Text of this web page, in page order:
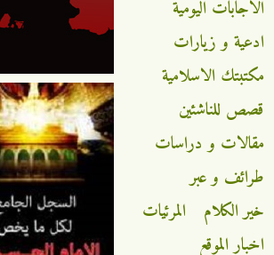
الاجابات اليومية
ادعية و زيارات
مكتبتك الاسلامية
قصص للناشئين
مقالات و دراسات
طرائف و عبر
خير الكلام
المرئيات
اخبار الموقع